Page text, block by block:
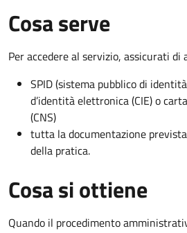
Cosa serve
Per accedere al servizio, assicurati di
SPID (sistema pubblico di
d’identità elettronica (CIE) o
(CNS)
tutta la documentazione
della pratica.
Cosa si ottiene
Quando il procedimento